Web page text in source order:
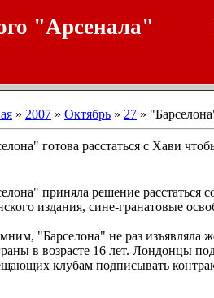
"Арсенала"
» 2007 » Октябрь » 27 »
готова расстаться с Хави
приняла решение
издания, сине-гранатовые
"Барселона" не раз изъявляла
в возрасте 16 лет. Лондонцы
клубам подписывать